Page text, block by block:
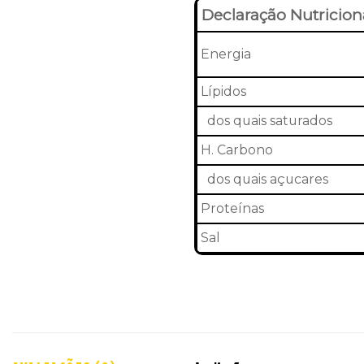
Declaração
Energia
Lípidos
dos quais saturados
H. Carbono
dos quais açucares
Proteínas
Sal